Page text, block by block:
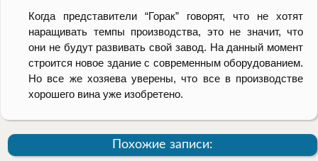
Когда представители “Горак” говорят, что не хотят
наращивать темпы производства, это не значит, что
они не будут развивать свой завод. На данный момент
строится новое здание с современным оборудованием.
Но все же хозяева уверены, что все в производстве
хорошего вина уже изобретено.
Похожие записи: